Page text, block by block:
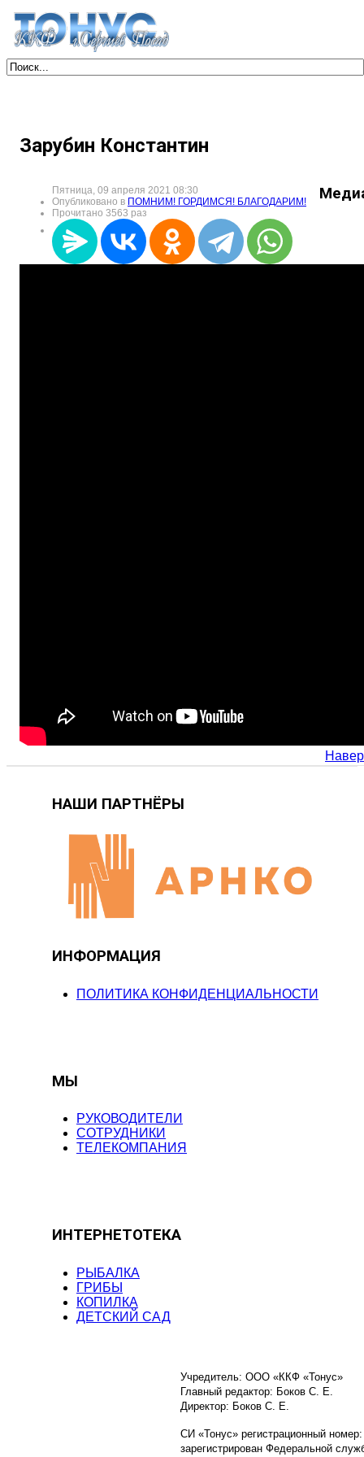
Зарубин Константин
Пятница, 09 апреля 2021 08:30
Опубликовано в ПОМНИМ! ГОРДИМСЯ! БЛАГОДАРИМ!
Прочитано 3563 раз
НАШИ ПАРТНЁРЫ
ИНФОРМАЦИЯ
ПОЛИТИКА КОНФИДЕНЦИАЛЬНОСТИ
МЫ
РУКОВОДИТЕЛИ
СОТРУДНИКИ
ТЕЛЕКОМПАНИЯ
ИНТЕРНЕТОТЕКА
РЫБАЛКА
ГРИБЫ
КОПИЛКА
ДЕТСКИЙ САД
Учредитель: ООО «ККФ «Тонус»
Главный редактор: Боков С. Е.
Директор: Боков С. Е.
СИ «Тонус» регистрационный
зарегистрирован Федеральной